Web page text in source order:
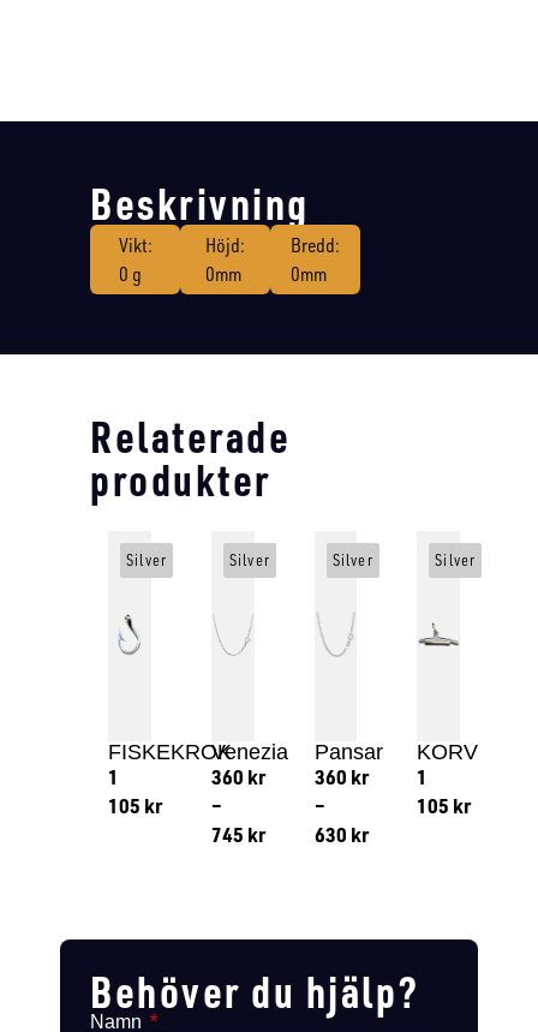
Beskrivning
Vikt:
0 g
Höjd:
0mm
Bredd:
0mm
Relaterade
produkter
FISKEKROK
1
105 kr
Silver
Venezia
360 kr
–
745 kr
Silver
Pansar
360 kr
–
630 kr
Silver
KORV
1
105 kr
Silver
Behöver du hjälp?
Namn